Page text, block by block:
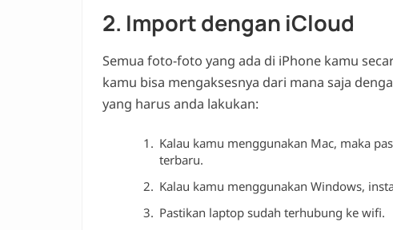
2. Import dengan iCloud
Semua foto-foto yang ada di iPhone kamu
kamu bisa mengaksesnya dari mana saja
yang harus anda lakukan:
Kalau kamu menggunakan Mac, maka
terbaru.
Kalau kamu menggunakan Windows,
Pastikan laptop sudah terhubung ke wifi.